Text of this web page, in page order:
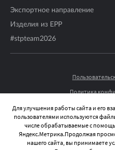
Экспортное направление
Изделия из EPP
#stpteam2026
Политика
© 2026 STP-RUSSIA
Для улучшения работы сайта и его
пользователями используются
числе обрабатываемые с
Яндекс.Метрика.Продолжая
нашего сайта, вы принимаете